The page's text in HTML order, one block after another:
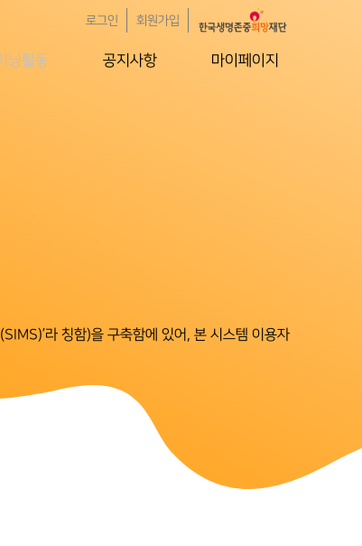
로그인 회원가입
닝활동 공지사항 마이페이지
라 칭함)을 구축함에 있어, 본 시스템 이용자